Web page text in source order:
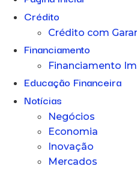
Crédito
Crédito com
Financiamento
Financiamento
Educação Financeira
Notícias
Negócios
Economia
Inovação
Mercados